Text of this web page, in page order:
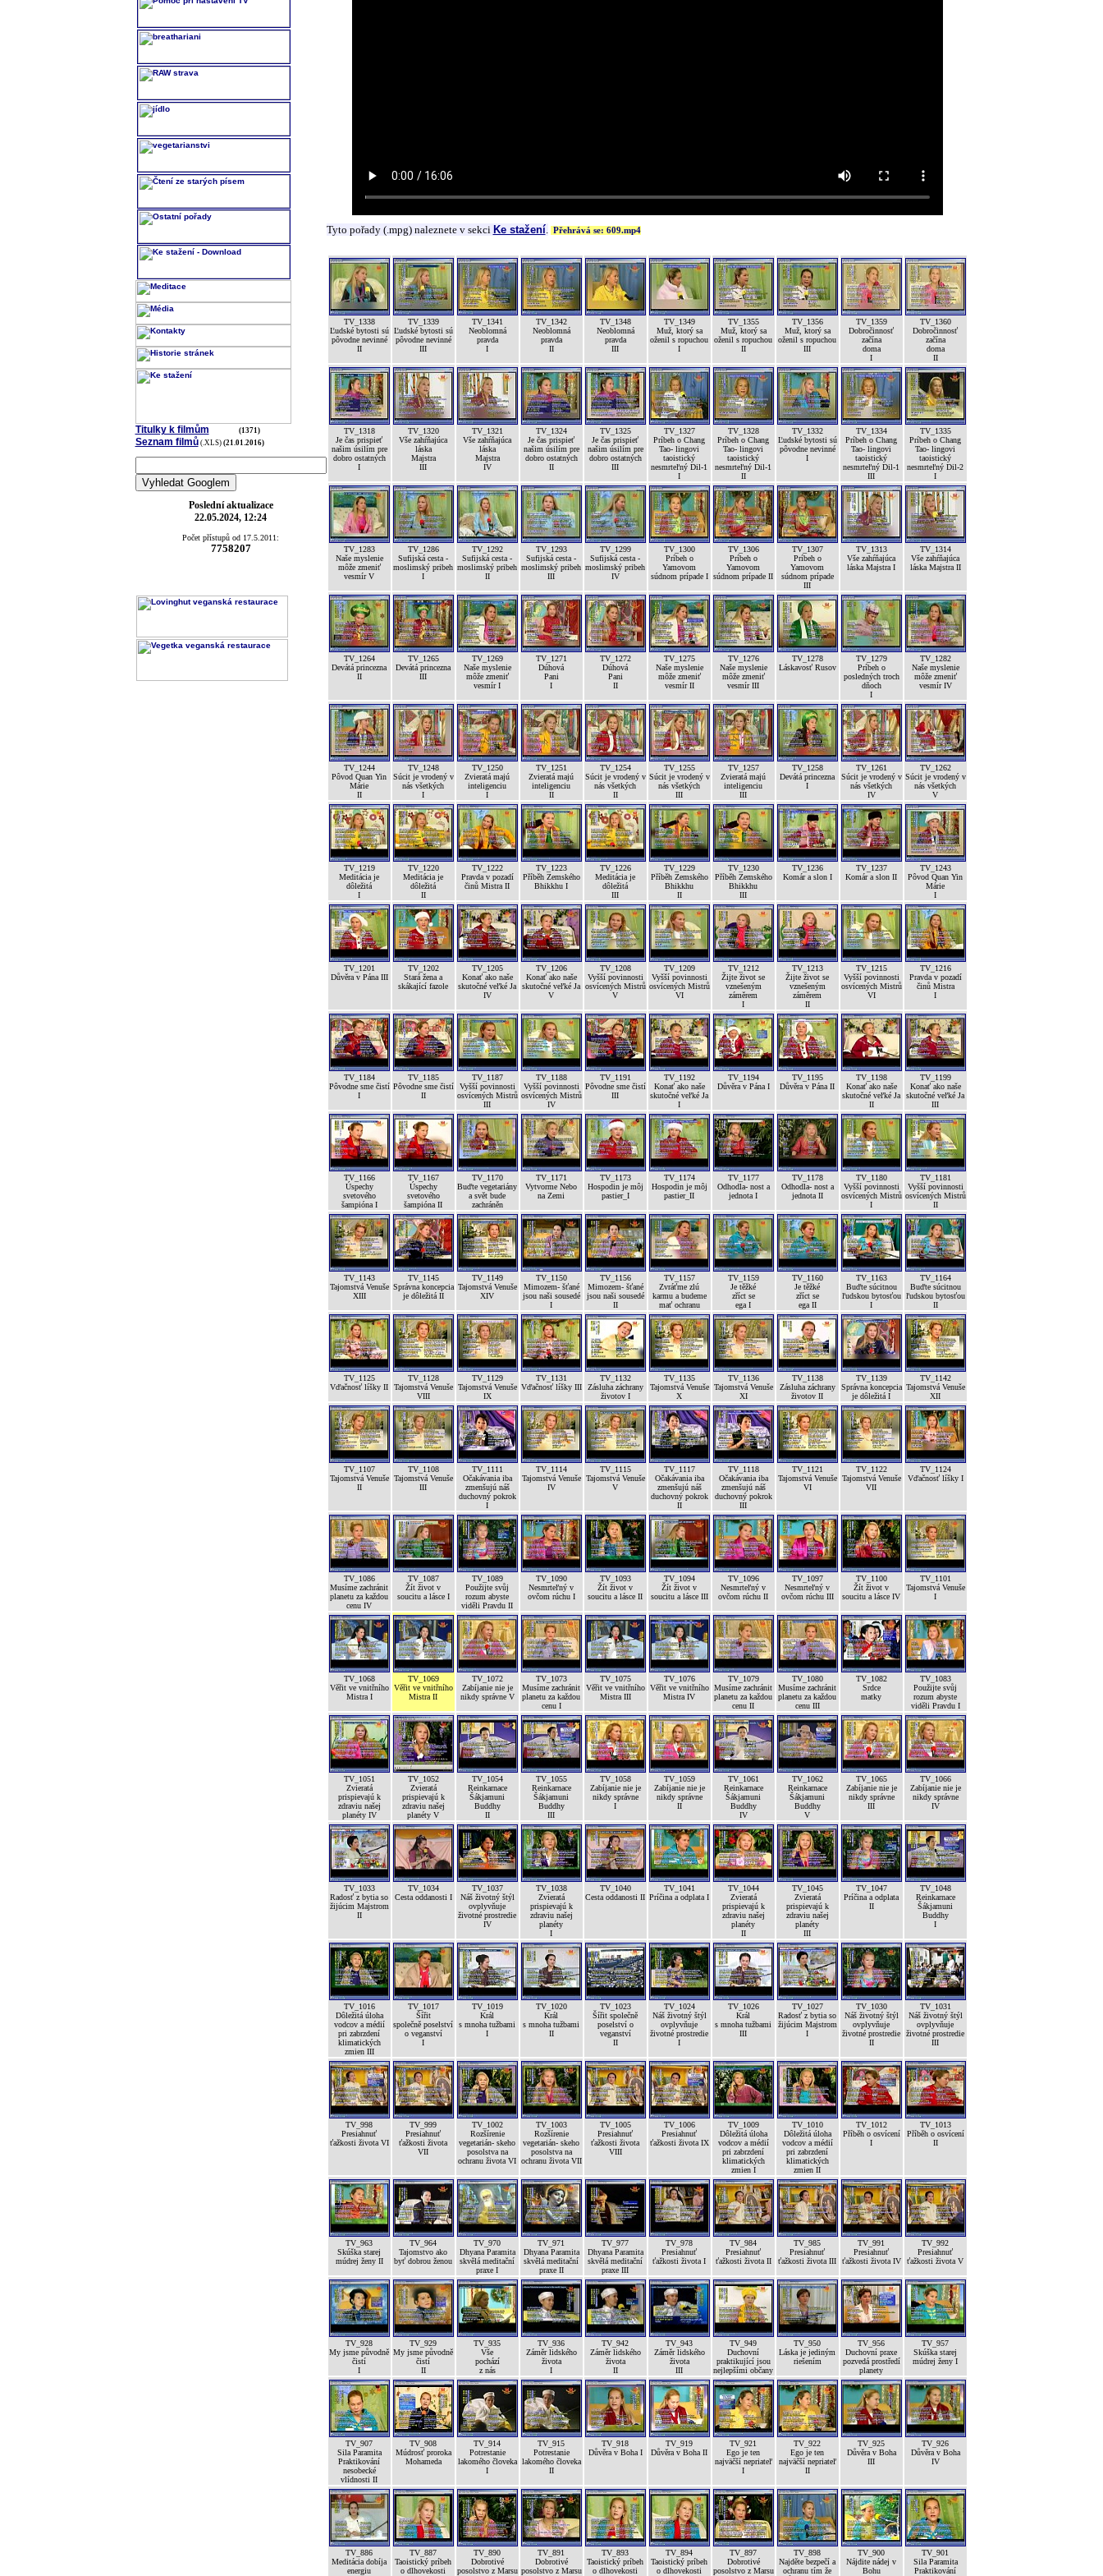
Titulky k filmům (1371)
Seznam filmů (.XLS) (21.01.2016)
Poslední aktualizace
22.05.2024, 12:24
Počet přístupů od 17.5.2011:
7758207
Tyto pořady (.mpg) naleznete v sekci Ke stažení. Přehrává se: 609.mp4
TV_1338
Ľudské bytosti sú
pôvodne nevinné
II
TV_1339
Ľudské bytosti sú
pôvodne nevinné
III
TV_1341
Neoblomná
pravda
I
TV_1342
Neoblomná
pravda
II
TV_1348
Neoblomná
pravda
III
TV_1349
Muž, ktorý sa
oženil s ropuchou
I
TV_1355
Muž, ktorý sa
oženil s ropuchou
II
TV_1356
Muž, ktorý sa
oženil s ropuchou
III
TV_1359
Dobročinnosť
začína
doma
I
TV_1360
Dobročinnosť
začína
doma
II
TV_1318
Je čas prispieť
našim úsilím pre
dobro ostatných
I
TV_1320
Vše zahŕňajúca
láska
Majstra
III
TV_1321
Vše zahŕňajúca
láska
Majstra
IV
TV_1324
Je čas prispieť
našim úsilím pre
dobro ostatných
II
TV_1325
Je čas prispieť
našim úsilím pre
dobro ostatných
III
TV_1327
Príbeh o Chang
Tao- lingovi
taoistický
nesmrteľný Dil-1
I
TV_1328
Príbeh o Chang
Tao- lingovi
taoistický
nesmrteľný Dil-1
II
TV_1332
Ľudské bytosti sú
pôvodne nevinné
I
TV_1334
Príbeh o Chang
Tao- lingovi
taoistický
nesmrteľný Dil-1
III
TV_1335
Príbeh o Chang
Tao- lingovi
taoistický
nesmrteľný Dil-2
I
TV_1283
Naše myslenie
môže zmeniť
vesmír V
TV_1286
Sufijská cesta -
moslimský pribeh
I
TV_1292
Sufijská cesta -
moslimský pribeh
II
TV_1293
Sufijská cesta -
moslimský pribeh
III
TV_1299
Sufijská cesta -
moslimský pribeh
IV
TV_1300
Príbeh o
Yamovom
súdnom prípade I
TV_1306
Príbeh o
Yamovom
súdnom prípade II
TV_1307
Príbeh o
Yamovom
súdnom prípade
III
TV_1313
Vše zahŕňajúca
láska Majstra I
TV_1314
Vše zahŕňajúca
láska Majstra II
TV_1264
Devátá princezna
II
TV_1265
Devátá princezna
III
TV_1269
Naše myslenie
môže zmeniť
vesmír I
TV_1271
Dúhová
Pani
I
TV_1272
Dúhová
Pani
II
TV_1275
Naše myslenie
môže zmeniť
vesmír II
TV_1276
Naše myslenie
môže zmeniť
vesmír III
TV_1278
Láskavosť Rusov
TV_1279
Príbeh o
posledných troch
dňoch
I
TV_1282
Naše myslenie
môže zmeniť
vesmír IV
TV_1244
Pôvod Quan Yin
Márie
II
TV_1248
Súcit je vrodený v
nás všetkých
I
TV_1250
Zvieratá majú
inteligenciu
I
TV_1251
Zvieratá majú
inteligenciu
II
TV_1254
Súcit je vrodený v
nás všetkých
II
TV_1255
Súcit je vrodený v
nás všetkých
III
TV_1257
Zvieratá majú
inteligenciu
III
TV_1258
Devátá princezna
I
TV_1261
Súcit je vrodený v
nás všetkých
IV
TV_1262
Súcit je vrodený v
nás všetkých
V
TV_1219
Meditácia je
dôležitá
I
TV_1220
Meditácia je
dôležitá
II
TV_1222
Pravda v pozadí
činů Mistra II
TV_1223
Příběh Zemského
Bhikkhu I
TV_1226
Meditácia je
dôležitá
III
TV_1229
Příběh Zemského
Bhikkhu
II
TV_1230
Příběh Zemského
Bhikkhu
III
TV_1236
Komár a slon I
TV_1237
Komár a slon II
TV_1243
Pôvod Quan Yin
Márie
I
TV_1201
Důvěra v Pána III
TV_1202
Stará žena a
skákající fazole
TV_1205
Konať ako naše
skutočné veľké Ja
IV
TV_1206
Konať ako naše
skutočné veľké Ja
V
TV_1208
Vyšší povinnosti
osvícených Mistrů
V
TV_1209
Vyšší povinnosti
osvícených Mistrů
VI
TV_1212
Žijte život se
vznešeným
záměrem
I
TV_1213
Žijte život se
vznešeným
záměrem
II
TV_1215
Vyšší povinnosti
osvícených Mistrů
VI
TV_1216
Pravda v pozadí
činů Mistra
I
TV_1184
Pôvodne sme čistí
I
TV_1185
Pôvodne sme čistí
II
TV_1187
Vyšší povinnosti
osvícených Mistrů
III
TV_1188
Vyšší povinnosti
osvícených Mistrů
IV
TV_1191
Pôvodne sme čistí
III
TV_1192
Konať ako naše
skutočné veľké Ja
I
TV_1194
Důvěra v Pána I
TV_1195
Důvěra v Pána II
TV_1198
Konať ako naše
skutočné veľké Ja
II
TV_1199
Konať ako naše
skutočné veľké Ja
III
TV_1166
Úspechy
svetového
šampióna I
TV_1167
Úspechy
svetového
šampióna II
TV_1170
Buďte vegetariány
a svět bude
zachráněn
TV_1171
Vytvorme Nebo
na Zemi
TV_1173
Hospodin je môj
pastier_I
TV_1174
Hospodin je môj
pastier_II
TV_1177
Odhodla- nost a
jednota I
TV_1178
Odhodla- nost a
jednota II
TV_1180
Vyšší povinnosti
osvícených Mistrů
I
TV_1181
Vyšší povinnosti
osvícených Mistrů
II
TV_1143
Tajomstvá Venuše
XIII
TV_1145
Správna koncepcia
je dôležitá II
TV_1149
Tajomstvá Venuše
XIV
TV_1150
Mimozem- šťané
jsou naši sousedé
I
TV_1156
Mimozem- šťané
jsou naši sousedé
II
TV_1157
Zvráťme zlú
karmu a budeme
mať ochranu
TV_1159
Je těžké
zříct se
ega I
TV_1160
Je těžké
zříct se
ega II
TV_1163
Buďte súcitnou
ľudskou bytosťou
I
TV_1164
Buďte súcitnou
ľudskou bytosťou
II
TV_1125
Vďačnosť líšky II
TV_1128
Tajomstvá Venuše
VIII
TV_1129
Tajomstvá Venuše
IX
TV_1131
Vďačnosť líšky III
TV_1132
Zásluha záchrany
životov I
TV_1135
Tajomstvá Venuše
X
TV_1136
Tajomstvá Venuše
XI
TV_1138
Zásluha záchrany
životov II
TV_1139
Správna koncepcia
je dôležitá I
TV_1142
Tajomstvá Venuše
XII
TV_1107
Tajomstvá Venuše
II
TV_1108
Tajomstvá Venuše
III
TV_1111
Očakávania iba
zmenšujú náš
duchovný pokrok
I
TV_1114
Tajomstvá Venuše
IV
TV_1115
Tajomstvá Venuše
V
TV_1117
Očakávania iba
zmenšujú náš
duchovný pokrok
II
TV_1118
Očakávania iba
zmenšujú náš
duchovný pokrok
III
TV_1121
Tajomstvá Venuše
VI
TV_1122
Tajomstvá Venuše
VII
TV_1124
Vďačnosť líšky I
TV_1086
Musíme zachránit
planetu za každou
cenu IV
TV_1087
Žít život v
soucitu a lásce I
TV_1089
Použijte svůj
rozum abyste
viděli Pravdu II
TV_1090
Nesmrteľný v
ovčom rúchu I
TV_1093
Žít život v
soucitu a lásce II
TV_1094
Žít život v
soucitu a lásce III
TV_1096
Nesmrteľný v
ovčom rúchu II
TV_1097
Nesmrteľný v
ovčom rúchu III
TV_1100
Žít život v
soucitu a lásce IV
TV_1101
Tajomstvá Venuše
I
TV_1068
Věřit ve vnitřního
Mistra I
TV_1069
Věřit ve vnitřního
Mistra II
TV_1072
Zabíjanie nie je
nikdy správne V
TV_1073
Musíme zachránit
planetu za každou
cenu I
TV_1075
Věřit ve vnitřního
Mistra III
TV_1076
Věřit ve vnitřního
Mistra IV
TV_1079
Musíme zachránit
planetu za každou
cenu II
TV_1080
Musíme zachránit
planetu za každou
cenu III
TV_1082
Srdce
matky
TV_1083
Použijte svůj
rozum abyste
viděli Pravdu I
TV_1051
Zvieratá
prispievajú k
zdraviu našej
planéty IV
TV_1052
Zvieratá
prispievajú k
zdraviu našej
planéty V
TV_1054
Reinkarnace
Šákjamuni
Buddhy
II
TV_1055
Reinkarnace
Šákjamuni
Buddhy
III
TV_1058
Zabíjanie nie je
nikdy správne
I
TV_1059
Zabíjanie nie je
nikdy správne
II
TV_1061
Reinkarnace
Šákjamuni
Buddhy
IV
TV_1062
Reinkarnace
Šákjamuni
Buddhy
V
TV_1065
Zabíjanie nie je
nikdy správne
III
TV_1066
Zabíjanie nie je
nikdy správne
IV
TV_1033
Radosť z bytia so
žijúcim Majstrom
II
TV_1034
Cesta oddanosti I
TV_1037
Náš životný štýl
ovplyvňuje
životné prostredie
IV
TV_1038
Zvieratá
prispievajú k
zdraviu našej
planéty
I
TV_1040
Cesta oddanosti II
TV_1041
Príčina a odplata I
TV_1044
Zvieratá
prispievajú k
zdraviu našej
planéty
II
TV_1045
Zvieratá
prispievajú k
zdraviu našej
planéty
III
TV_1047
Príčina a odplata
II
TV_1048
Reinkarnace
Šákjamuni
Buddhy
I
TV_1016
Dôležitá úloha
vodcov a médií
pri zabrzdení
klimatických
zmien III
TV_1017
Šířit
společně poselství
o veganství
I
TV_1019
Král
s mnoha tužbami
I
TV_1020
Král
s mnoha tužbami
II
TV_1023
Šířit společně
poselství o
veganství
II
TV_1024
Náš životný štýl
ovplyvňuje
životné prostredie
I
TV_1026
Král
s mnoha tužbami
III
TV_1027
Radosť z bytia so
žijúcim Majstrom
I
TV_1030
Náš životný štýl
ovplyvňuje
životné prostredie
II
TV_1031
Náš životný štýl
ovplyvňuje
životné prostredie
III
TV_998
Presiahnuť
ťažkosti života VI
TV_999
Presiahnuť
ťažkosti života
VII
TV_1002
Rozšírenie
vegetarián- skeho
posolstva na
ochranu života VI
TV_1003
Rozšírenie
vegetarián- skeho
posolstva na
ochranu života VII
TV_1005
Presiahnuť
ťažkosti života
VIII
TV_1006
Presiahnuť
ťažkosti života IX
TV_1009
Dôležitá úloha
vodcov a médií
pri zabrzdení
klimatických
zmien I
TV_1010
Dôležitá úloha
vodcov a médií
pri zabrzdení
klimatických
zmien II
TV_1012
Příběh o osvícení
I
TV_1013
Příběh o osvícení
II
TV_963
Skúška starej
múdrej ženy II
TV_964
Tajomstvo ako
byť dobrou ženou
TV_970
Dhyana Paramita
skvělá meditační
praxe I
TV_971
Dhyana Paramita
skvělá meditační
praxe II
TV_977
Dhyana Paramita
skvělá meditační
praxe III
TV_978
Presiahnuť
ťažkosti života I
TV_984
Presiahnuť
ťažkosti života II
TV_985
Presiahnuť
ťažkosti života III
TV_991
Presiahnuť
ťažkosti života IV
TV_992
Presiahnuť
ťažkosti života V
TV_928
My jsme původně
čistí
I
TV_929
My jsme původně
čistí
II
TV_935
Vše
pochází
z nás
TV_936
Záměr lidského
života
I
TV_942
Záměr lidského
života
II
TV_943
Záměr lidského
života
III
TV_949
Duchovní
praktikující jsou
nejlepšími občany
TV_950
Láska je jediným
riešením
TV_956
Duchovní praxe
pozvedá prostředí
planety
TV_957
Skúška starej
múdrej ženy I
TV_907
Sila Paramita
Praktikování
nesobecké
vlídnosti II
TV_908
Múdrosť proroka
Mohameda
TV_914
Potrestanie
lakomého človeka
I
TV_915
Potrestanie
lakomého človeka
II
TV_918
Důvěra v Boha I
TV_919
Důvěra v Boha II
TV_921
Ego je ten
najväčší nepriateľ
I
TV_922
Ego je ten
najväčší nepriateľ
II
TV_925
Důvěra v Boha
III
TV_926
Důvěra v Boha
IV
TV_886
Meditácia dobíja
energiu
TV_887
Taoistický príbeh
o dlhovekosti
TV_890
Dobrotivé
posolstvo z Marsu
TV_891
Dobrotivé
posolstvo z Marsu
TV_893
Taoistický príbeh
o dlhovekosti
TV_894
Taoistický príbeh
o dlhovekosti
TV_897
Dobrotivé
posolstvo z Marsu
TV_898
Najděte bezpečí a
ochranu tím že
TV_900
Nájdite nádej v
Bohu
TV_901
Sila Paramita
Praktikování